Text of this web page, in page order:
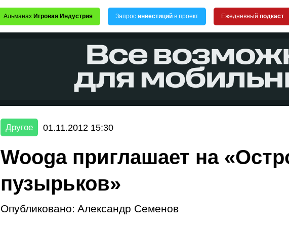
Альманах Игровая Индустрия Запрос инвестиций в проект Ежедневный подкаст
Другое 01.11.2012 15:30
Wooga приглашает на
пузырьков»
Опубликовано: Александр Семенов